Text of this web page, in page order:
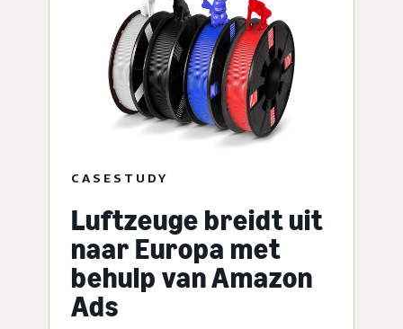
CASESTUDY
Luftzeuge breidt uit
naar Europa met
behulp van Amazon
Ads